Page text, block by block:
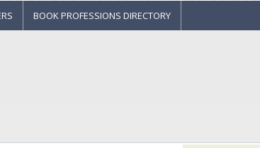
BOOK PROFESSIONS DIRECTORY